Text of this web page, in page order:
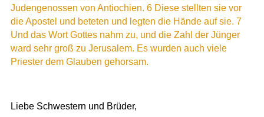
Judengenossen von Antiochien. 6 Diese stellten sie vor
die Apostel und beteten und legten die Hände auf sie. 7
Und das Wort Gottes nahm zu, und die Zahl der Jünger
ward sehr groß zu Jerusalem. Es wurden auch viele
Priester dem Glauben gehorsam.
Liebe Schwestern und Brüder,